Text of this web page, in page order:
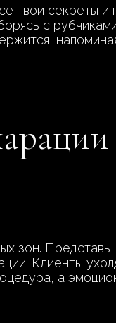
твои секреты и
с
зон.
Клиенты
а